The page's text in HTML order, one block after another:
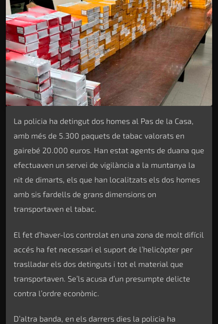
La policia ha detingut dos homes al Pas de la Casa,
amb més de 5.300 paquets de tabac valorats en
gairebé 20.000 euros. Han estat agents de duana que
efectuaven un servei de vigilància a la muntanya la
nit de dimarts, els que han localitzats els dos homes
amb sis fardells de grans dimensions on
transportaven el tabac.
El fet d’haver-los controlat en una zona de molt difícil
accés ha fet necessari el suport de l’helicòpter per
traslladar els dos detinguts i tot el material que
transportaven. Se’ls acusa d’un presumpte delicte
contra l’ordre econòmic.
D’altra banda, en els darrers dies la policia ha